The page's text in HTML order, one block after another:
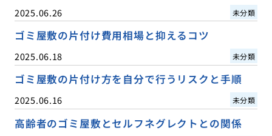
2025.06.26 未分類
ゴミ屋敷の片付け費用相場と抑えるコツ
2025.06.18 未分類
ゴミ屋敷の片付け方を自分で行うリスクと手順
2025.06.16 未分類
高齢者のゴミ屋敷とセルフネグレクトとの関係